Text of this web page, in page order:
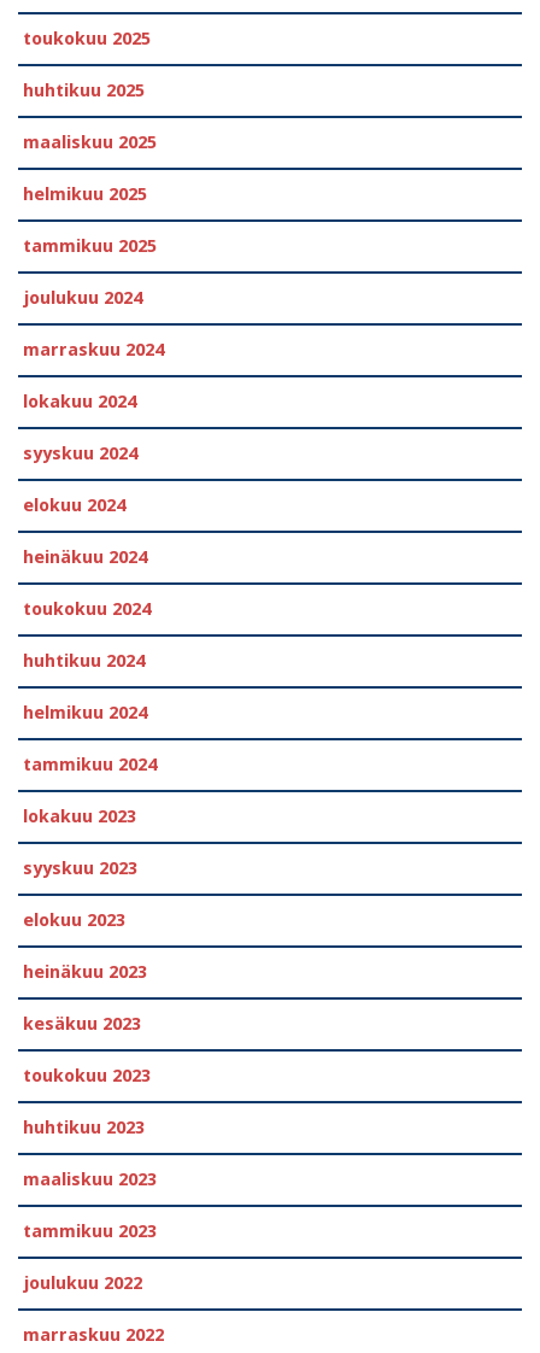
toukokuu 2025
huhtikuu 2025
maaliskuu 2025
helmikuu 2025
tammikuu 2025
joulukuu 2024
marraskuu 2024
lokakuu 2024
syyskuu 2024
elokuu 2024
heinäkuu 2024
toukokuu 2024
huhtikuu 2024
helmikuu 2024
tammikuu 2024
lokakuu 2023
syyskuu 2023
elokuu 2023
heinäkuu 2023
kesäkuu 2023
toukokuu 2023
huhtikuu 2023
maaliskuu 2023
tammikuu 2023
joulukuu 2022
marraskuu 2022